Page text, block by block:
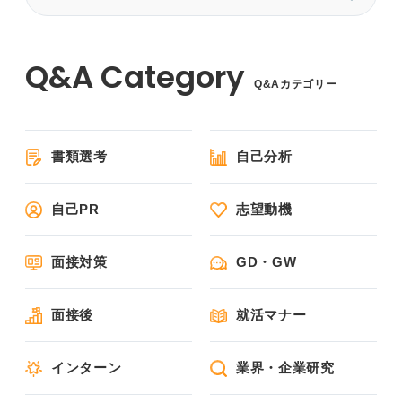
Q&Aカテゴリー
書類選考 自己分析
自己PR 志望動機
面接対策 GD・GW
面接後 就活マナー
インターン 業界・企業研究